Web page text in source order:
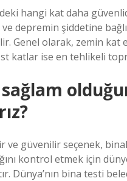
hangi kat daha
ve depremin şiddetine
Genel olarak, zemin kat
katlar ise en tehlikeli
ve güvenilir seçenek,
kontrol etmek için
Dünya’nın bina testi